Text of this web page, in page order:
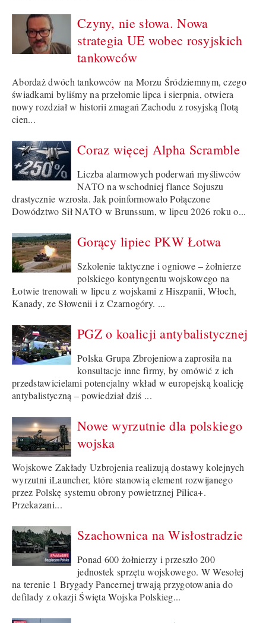
Czyny, nie słowa. Nowa
strategia UE wobec rosyjskich
tankowców
Abordaż dwóch tankowców na Morzu Śródziemnym, czego
świadkami byliśmy na przełomie lipca i sierpnia, otwiera
nowy rozdział w historii zmagań Zachodu z rosyjską flotą
cien...
Coraz więcej Alpha Scramble
Liczba alarmowych poderwań myśliwców
NATO na wschodniej flance Sojuszu
drastycznie wzrosła. Jak poinformowało Połączone
Dowództwo Sił NATO w Brunssum, w lipcu 2026 roku o...
Gorący lipiec PKW Łotwa
Szkolenie taktyczne i ogniowe – żołnierze
polskiego kontyngentu wojskowego na
Łotwie trenowali w lipcu z wojskami z Hiszpanii, Włoch,
Kanady, ze Słowenii i z Czarnogóry. ...
PGZ o koalicji antybalistycznej
Polska Grupa Zbrojeniowa zaprosiła na
konsultacje inne firmy, by omówić z ich
przedstawicielami potencjalny wkład w europejską koalicję
antybalistyczną – powiedział dziś ...
Nowe wyrzutnie dla polskiego
wojska
Wojskowe Zakłady Uzbrojenia realizują dostawy kolejnych
wyrzutni iLauncher, które stanowią element rozwijanego
przez Polskę systemu obrony powietrznej Pilica+.
Przekazani...
Szachownica na Wisłostradzie
Ponad 600 żołnierzy i przeszło 200
jednostek sprzętu wojskowego. W Wesołej
na terenie 1 Brygady Pancernej trwają przygotowania do
defilady z okazji Święta Wojska Polskieg...